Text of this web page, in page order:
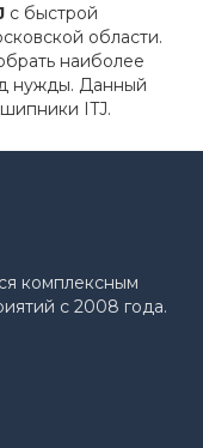
с быстрой
области.
наиболее
нужды. Данный
ITJ.
комплексным
с 2008 года.